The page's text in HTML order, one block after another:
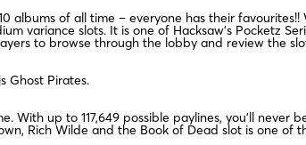
albums of all time – everyone has their
variance slots. It is one of Hacksaw’s Pocketz
to browse through the lobby and review the
Ghost Pirates.
up to 117,649 possible paylines, you’ll
Rich Wilde and the Book of Dead slot is one of